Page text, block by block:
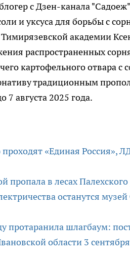
с Дзен-канала
и уксуса для борьбы с
академии
распространенных
картофельного отвара с
традиционным
7 августа 2025 года.
проходят «Единая Россия»,
пропала в лесах
останутся
протаранила шлагбаум:
области 3